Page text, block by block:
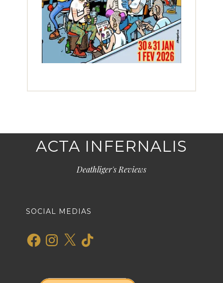
ACTA INFERNALIS
Deathliger's Reviews
SOCIAL MEDIAS
FacebookInstagram
X TikTok